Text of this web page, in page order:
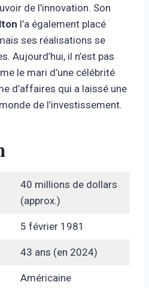
de l’innovation. Son
l’a également placé
ses réalisations se
Aujourd’hui, il n’est pas
le mari d’une célébrité
d’affaires qui a laissé une
de l’investissement.
40 millions de dollars
(approx.)
5 février 1981
43 ans (en 2024)
Américaine